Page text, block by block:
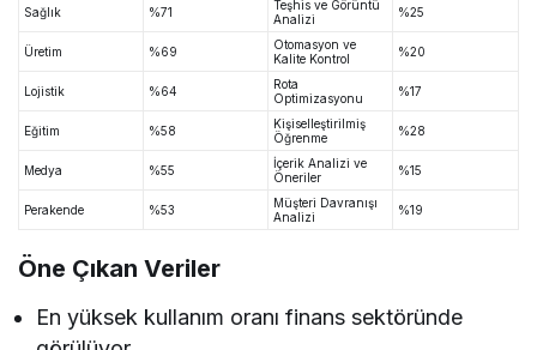
Sağlık %71
Teşhis ve Görüntü
Analizi
%25
Üretim %69
Otomasyon ve
Kalite Kontrol
%20
Lojistik %64
Rota
Optimizasyonu
%17
Eğitim %58
Kişiselleştirilmiş
Öğrenme
%28
Medya %55
İçerik Analizi ve
Öneriler
%15
Perakende %53
Müşteri Davranışı
Analizi
%19
Öne Çıkan Veriler
En yüksek kullanım oranı finans sektöründe